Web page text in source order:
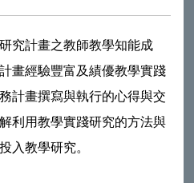
究計畫之教師教學知能成
畫經驗豐富及績優教學實踐
計畫撰寫與執行的心得與交
利用教學實踐研究的方法與
入教學研究。